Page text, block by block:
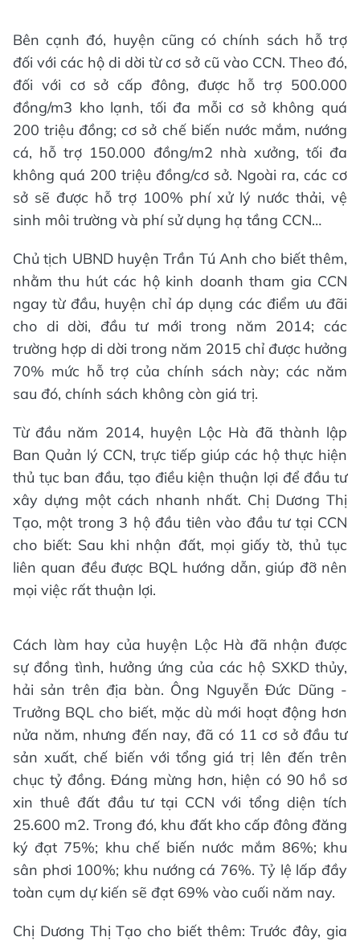
Bên cạnh đó, huyện cũng có chính sách hỗ trợ
đối với các hộ di dời từ cơ sở cũ vào CCN. Theo đó,
đối với cơ sở cấp đông, được hỗ trợ 500.000
đồng/m3 kho lạnh, tối đa mỗi cơ sở không quá
200 triệu đồng; cơ sở chế biến nước mắm, nướng
cá, hỗ trợ 150.000 đồng/m2 nhà xưởng, tối đa
không quá 200 triệu đồng/cơ sở. Ngoài ra, các cơ
sở sẽ được hỗ trợ 100% phí xử lý nước thải, vệ
sinh môi trường và phí sử dụng hạ tầng CCN…
Chủ tịch UBND huyện Trần Tú Anh cho biết thêm,
nhằm thu hút các hộ kinh doanh tham gia CCN
ngay từ đầu, huyện chỉ áp dụng các điểm ưu đãi
cho di dời, đầu tư mới trong năm 2014; các
trường hợp di dời trong năm 2015 chỉ được hưởng
70% mức hỗ trợ của chính sách này; các năm
sau đó, chính sách không còn giá trị.
Từ đầu năm 2014, huyện Lộc Hà đã thành lập
Ban Quản lý CCN, trực tiếp giúp các hộ thực hiện
thủ tục ban đầu, tạo điều kiện thuận lợi để đầu tư
xây dựng một cách nhanh nhất. Chị Dương Thị
Tạo, một trong 3 hộ đầu tiên vào đầu tư tại CCN
cho biết: Sau khi nhận đất, mọi giấy tờ, thủ tục
liên quan đều được BQL hướng dẫn, giúp đỡ nên
mọi việc rất thuận lợi.
Cách làm hay của huyện Lộc Hà đã nhận được
sự đồng tình, hưởng ứng của các hộ SXKD thủy,
hải sản trên địa bàn. Ông Nguyễn Đức Dũng -
Trưởng BQL cho biết, mặc dù mới hoạt động hơn
nửa năm, nhưng đến nay, đã có 11 cơ sở đầu tư
sản xuất, chế biến với tổng giá trị lên đến trên
chục tỷ đồng. Đáng mừng hơn, hiện có 90 hồ sơ
xin thuê đất đầu tư tại CCN với tổng diện tích
25.600 m2. Trong đó, khu đất kho cấp đông đăng
ký đạt 75%; khu chế biến nước mắm 86%; khu
sân phơi 100%; khu nướng cá 76%. Tỷ lệ lấp đầy
toàn cụm dự kiến sẽ đạt 69% vào cuối năm nay.
Chị Dương Thị Tạo cho biết thêm: Trước đây, gia